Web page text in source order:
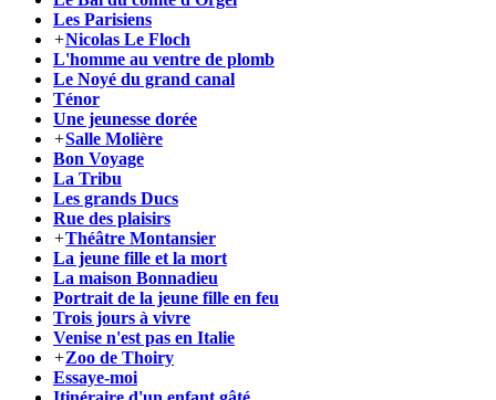
Les Parisiens
+Nicolas Le Floch
L'homme au ventre de plomb
Le Noyé du grand canal
Ténor
Une jeunesse dorée
+Salle Molière
Bon Voyage
La Tribu
Les grands Ducs
Rue des plaisirs
+Théâtre Montansier
La jeune fille et la mort
La maison Bonnadieu
Portrait de la jeune fille en feu
Trois jours à vivre
Venise n'est pas en Italie
+Zoo de Thoiry
Essaye-moi